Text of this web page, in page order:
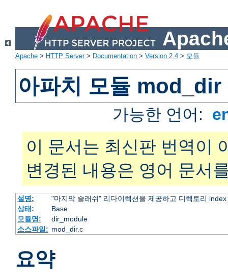
Apache > HTTP Server> Documentation > Version 2.4 > 모듈
아파치 모듈 mod_dir
가능한 언어:
이 문서는 최신판 번역이
변경된 내용은 영어 문서
설명:
"마지막 슬래쉬" 리다이렉션을 제공하고 디렉토리
상태:
Base
모듈명:
dir_module
소스파일: mod_dir.c
요약